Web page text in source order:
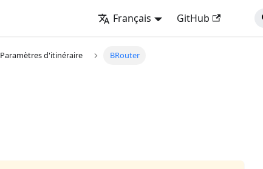
Français GitHub
Paramètres d'itinéraire BRouter